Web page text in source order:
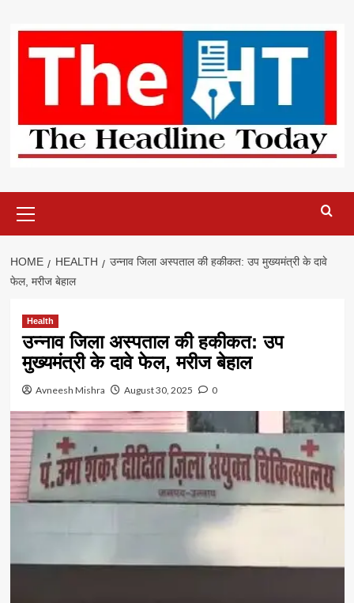
content
Menu
HOME HEALTH
उन्नाव जिला अस्पताल की हकीकत: उप मुख्यमंत्री के दावे
फेल, मरीज बेहाल
Health
उन्नाव जिला अस्पताल की हकीकत: उप
मुख्यमंत्री के दावे फेल, मरीज बेहाल
Avneesh Mishra August 30, 2025 0